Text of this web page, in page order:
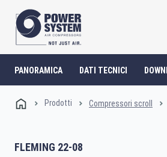
PANORAMICA DATI TECNICI
Prodotti Compressori scroll
FLEMING 22-08